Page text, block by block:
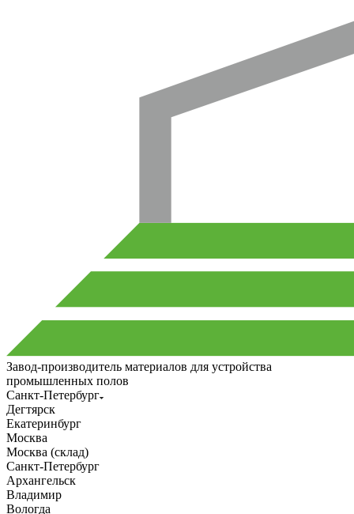
Завод-производитель материалов для устройства
промышленных полов
Санкт-Петербург
Дегтярск
Екатеринбург
Москва
Москва (склад)
Санкт-Петербург
Архангельск
Владимир
Вологда